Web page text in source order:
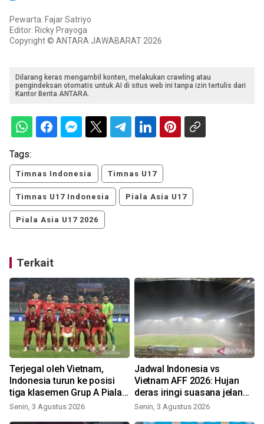
Pewarta: Fajar Satriyo
Editor: Ricky Prayoga
Copyright © ANTARA JAWABARAT 2026
Dilarang keras mengambil konten, melakukan crawling atau
pengindeksan otomatis untuk AI di situs web ini tanpa izin tertulis dari
Kantor Berita ANTARA.
Tags:
Timnas Indonesia Timnas U17
Timnas U17 Indonesia Piala Asia U17
Piala Asia U17 2026
Terkait
Terjegal oleh Vietnam,
Indonesia turun ke posisi
tiga klasemen Grup A Piala
AFF
Senin, 3 Agustus 2026
Jadwal Indonesia vs
Vietnam AFF 2026: Hujan
deras iringi suasana jelang
laga
Senin, 3 Agustus 2026